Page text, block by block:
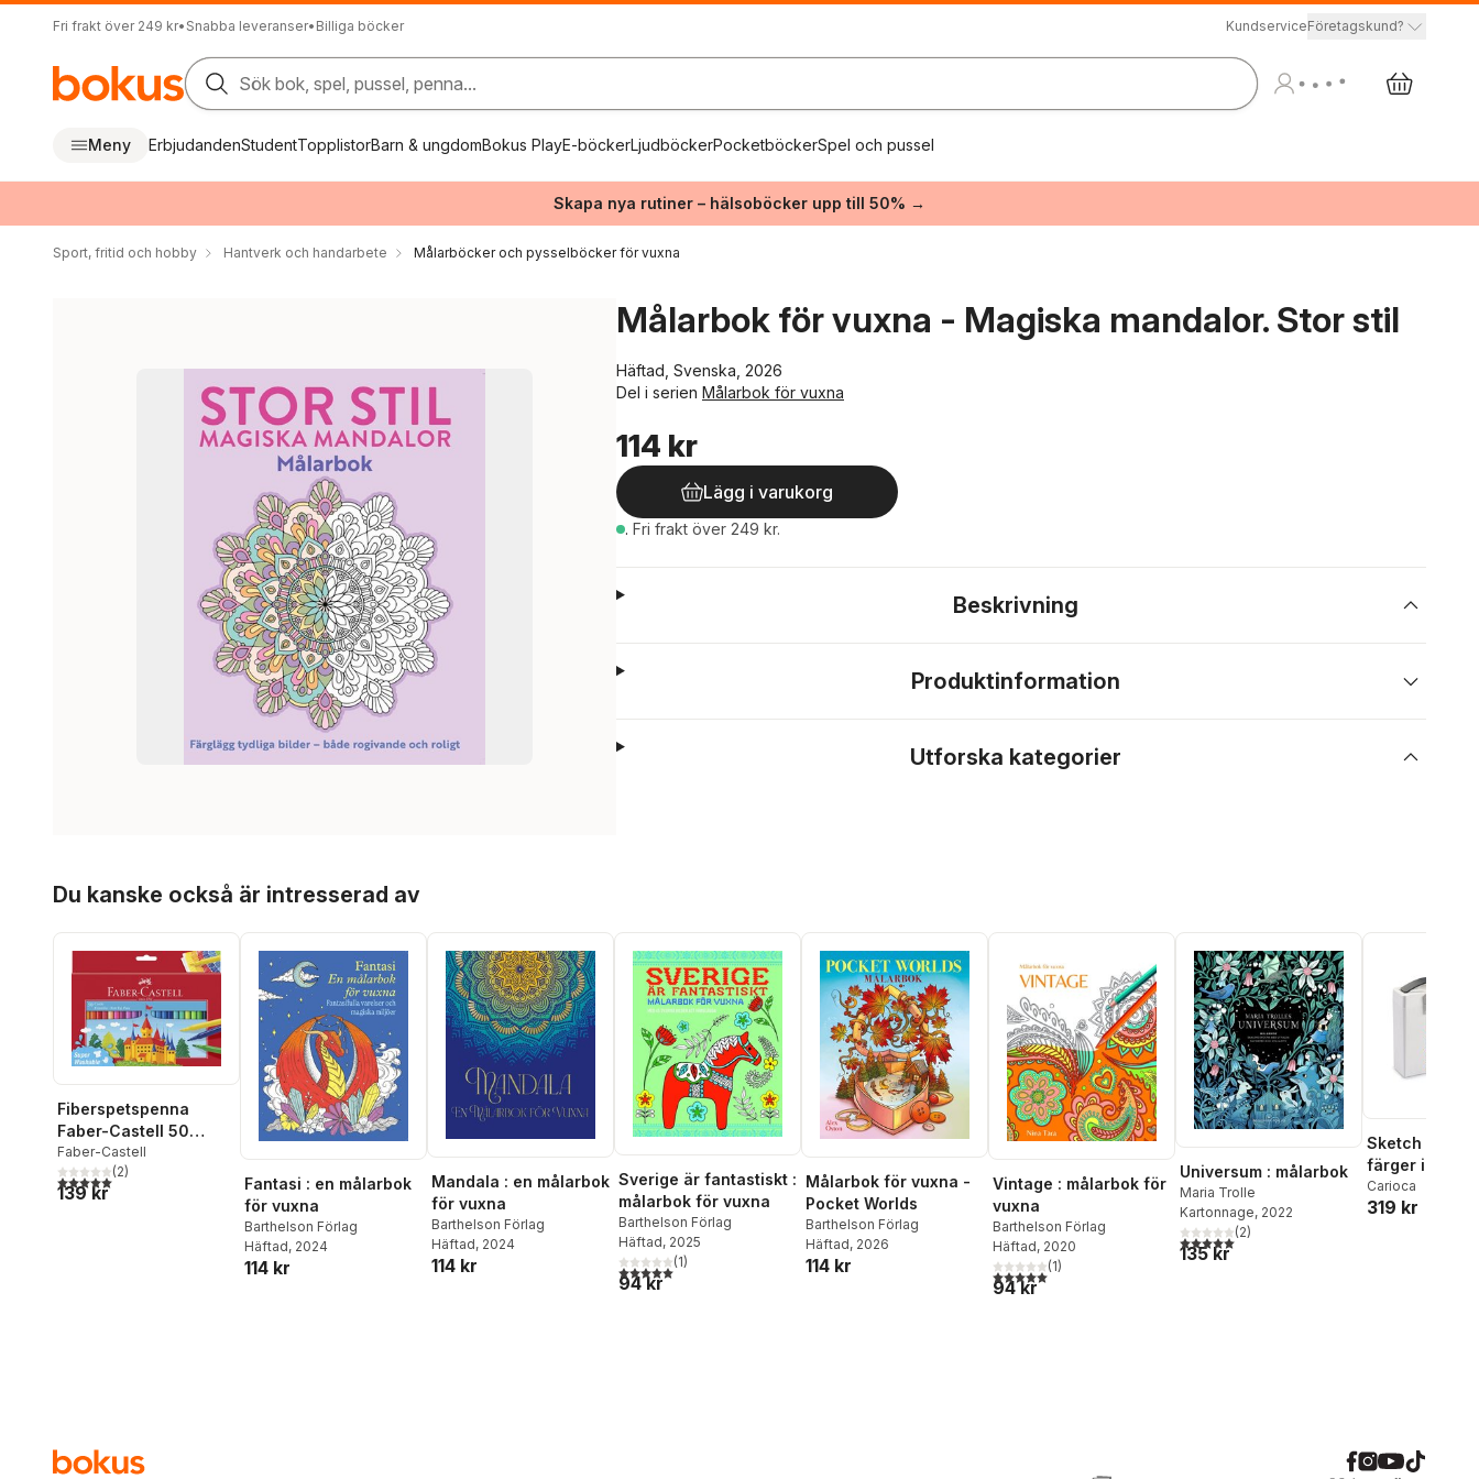
Fri frakt över 249 kr• Snabba leveranser• Billiga böcker KundserviceFöretagskund?
Sök bok, spel, pussel, penna...
Meny ErbjudandenStudentTopplistorBarn & ungdomBokus PlayE-böckerLjudböckerPocketböckerSpel och pussel
Skapa nya rutiner – hälsoböcker upp till 50% →
Sport, fritid och hobby Hantverk och handarbete Målarböcker och pysselböcker för vuxna
Målarbok för vuxna - Magiska mandalor. Stor stil
Häftad, Svenska, 2026
Del i serien Målarbok för vuxna
114 kr
Lägg i varukorg
. Fri frakt över 249 kr.
Beskrivning
Produktinformation
Utforska kategorier
Du kanske också är intresserad av
Fiberspetspenna
Faber-Castell 50
färger
Faber-Castell
5,0utav 5 stjärnor. Totalt antal röster:
(2)
139 kr
Fantasi : en målarbok
för vuxna
Barthelson Förlag
Häftad, 2024
114 kr
Mandala : en målarbok
för vuxna
Barthelson Förlag
Häftad, 2024
114 kr
Sverige är fantastiskt :
målarbok för vuxna
Barthelson Förlag
Häftad, 2025
5,0utav 5 stjärnor. Totalt antal röster:
(1)
94 kr
Målarbok för vuxna -
Pocket Worlds
Barthelson Förlag
Häftad, 2026
114 kr
Vintage : målarbok för
vuxna
Barthelson Förlag
Häftad, 2020
5,0utav 5 stjärnor. Totalt antal röster:
(1)
94 kr
Universum : målarbok
Maria Trolle
Kartonnage, 2022
5,0utav 5 stjärnor. Totalt antal röster:
(2)
135 kr
Sketch
färger i låda
Carioca
319 kr